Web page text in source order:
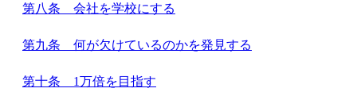
第八条 会社を学校にする
第九条 何が欠けているのかを発見する
第十条 1万倍を目指す